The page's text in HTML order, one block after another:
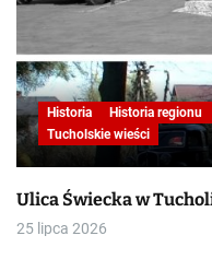
Historia Historia regionu
Tucholskie wieści
Ulica Świecka w
25 lipca 2026